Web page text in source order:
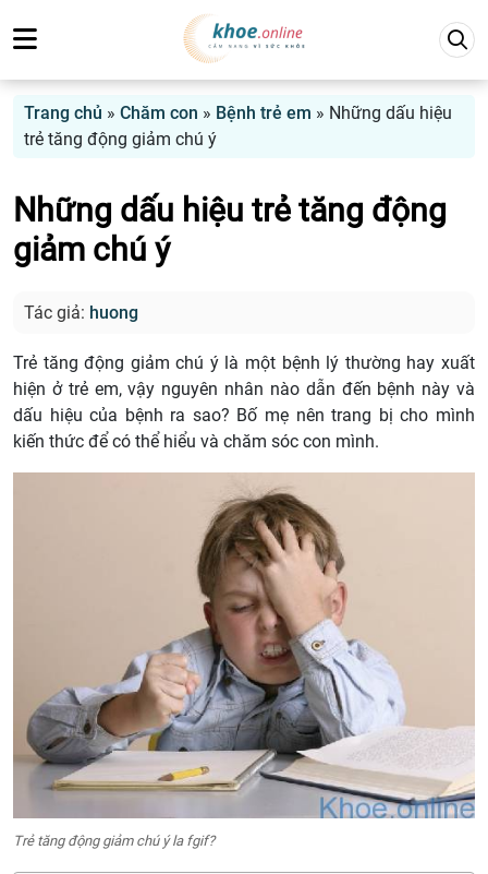
Trang chủ » Chăm con » Bệnh trẻ em » Những dấu hiệu
trẻ tăng động giảm chú ý
Những dấu hiệu trẻ tăng động
giảm chú ý
Tác giả: huong
Trẻ tăng động giảm chú ý là một bệnh lý thường hay xuất
hiện ở trẻ em, vậy nguyên nhân nào dẫn đến bệnh này và
dấu hiệu của bệnh ra sao? Bố mẹ nên trang bị cho mình
kiến thức để có thể hiểu và chăm sóc con mình.
Trẻ tăng động giảm chú ý la fgif?